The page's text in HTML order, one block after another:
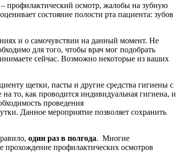
профилактический осмотр, жалобы на зубную
состояние полости рта пациента: зубов
и о самочувствии на данный момент. Не
для того, чтобы врач мог подобрать
сейчас. Возможно некоторые из ваших
щетки, пасты и другие средства гигиены с
то, как проводится индивидуальная гигиена, и
проведения
Данное мероприятие позволяет сохранить
один раз в полгода. Многие
прохождение профилактических осмотров